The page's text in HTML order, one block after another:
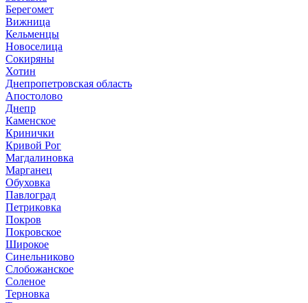
Берегомет
Вижница
Кельменцы
Новоселица
Сокиряны
Хотин
Днепропетровская область
Апостолово
Днепр
Каменское
Кринички
Кривой Рог
Магдалиновка
Марганец
Обуховка
Павлоград
Петриковка
Покров
Покровское
Широкое
Синельниково
Слобожанское
Соленое
Терновка